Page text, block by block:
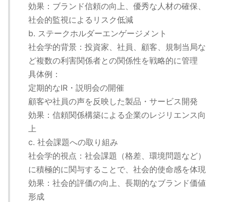
効果：ブランド信頼の向上、優秀な人材の確保、
社会的監視によるリスク低減
b. ステークホルダーエンゲージメント
社会学的背景：投資家、社員、顧客、規制当局な
ど複数の利害関係者との関係性を戦略的に管理
具体例：
定期的なIR・説明会の開催
顧客や社員の声を反映した製品・サービス開発
効果：信頼関係構築による企業のレジリエンス向
上
c. 社会課題への取り組み
社会学的視点：社会課題（格差、環境問題など）
に積極的に関与することで、社会的使命感を体現
効果：社会的評価の向上、長期的なブランド価値
形成